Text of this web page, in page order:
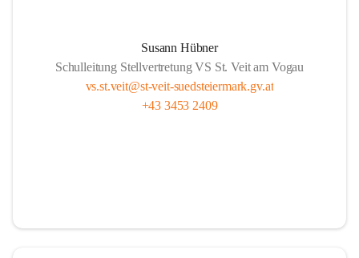
Susann Hübner
Schulleitung Stellvertretung VS St. Veit am Vogau
vs.st.veit@st-veit-suedsteiermark.gv.at
+43 3453 2409